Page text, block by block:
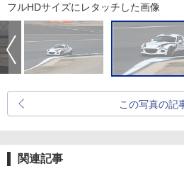
フルHDサイズにレタッチした画像
この写真の記
関連記事